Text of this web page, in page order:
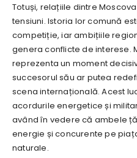
Totuși, relațiile dintre
tensiuni. Istoria lor comună
competiție, iar ambițiile
genera conflicte de interese.
reprezenta un moment
succesorul său ar putea
scena internațională. Acest
acordurile energetice și
având în vedere că ambele
energie și concurente pe
naturale.